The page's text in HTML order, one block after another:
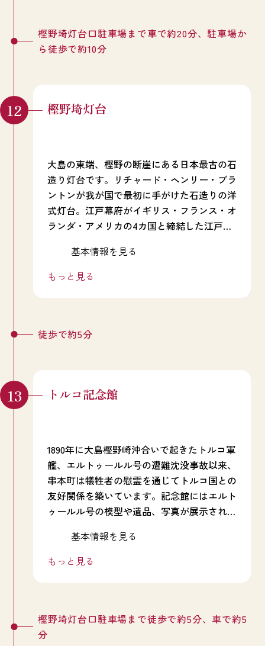
能について学べる貴重な資料が展示されてい
ます。
樫野埼灯台口駐車場まで車で約20分、駐車場か
ら徒歩で約10分
樫野埼灯台
大島の東端、樫野の断崖にある日本最古の石
造り灯台です。リチャード・ヘンリー・ブラ
ントンが我が国で最初に手がけた石造りの洋
式灯台。江戸幕府がイギリス・フランス・オ
ランダ・アメリカの4カ国と締結した江戸条
です。園地内にはかつて常駐していたイギリ
ス人技師が植えた水仙が今も群生していま
基本情報を見る
もっと見る
徒歩で約5分
トルコ記念館
1890年に大島樫野崎沖合いで起きたトルコ軍
艦、エルトゥールル号の遭難沈没事故以来、
串本町は犠牲者の慰霊を通じてトルコ国との
友好関係を築いています。記念館にはエルト
ゥールル号の模型や遺品、写真が展示され、
慰霊碑が建てられ、5年毎に追悼祭が行われ
ています。
基本情報を見る
もっと見る
樫野埼灯台口駐車場まで徒歩で約5分、車で約5
分